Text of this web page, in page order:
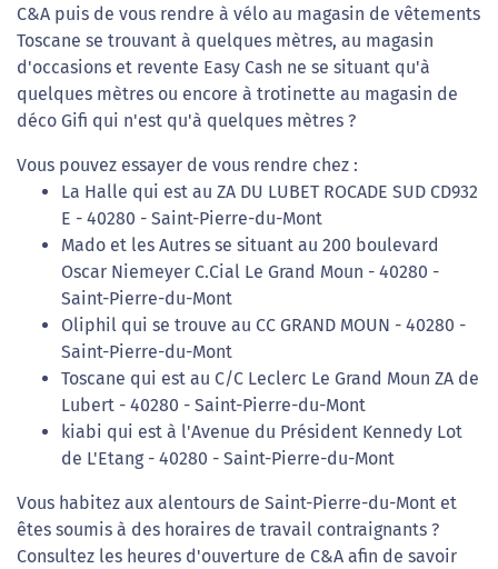
C&A puis de vous rendre à vélo au magasin de vêtements
Toscane se trouvant à quelques mètres, au magasin
d'occasions et revente Easy Cash ne se situant qu'à
quelques mètres ou encore à trotinette au magasin de
déco Gifi qui n'est qu'à quelques mètres ?
Vous pouvez essayer de vous rendre chez :
La Halle qui est au ZA DU LUBET ROCADE SUD CD932
E - 40280 - Saint-Pierre-du-Mont
Mado et les Autres se situant au 200 boulevard
Oscar Niemeyer C.Cial Le Grand Moun - 40280 -
Saint-Pierre-du-Mont
Oliphil qui se trouve au CC GRAND MOUN - 40280 -
Saint-Pierre-du-Mont
Toscane qui est au C/C Leclerc Le Grand Moun ZA de
Lubert - 40280 - Saint-Pierre-du-Mont
kiabi qui est à l'Avenue du Président Kennedy Lot
de L'Etang - 40280 - Saint-Pierre-du-Mont
Vous habitez aux alentours de Saint-Pierre-du-Mont et
êtes soumis à des horaires de travail contraignants ?
Consultez les heures d'ouverture de C&A afin de savoir